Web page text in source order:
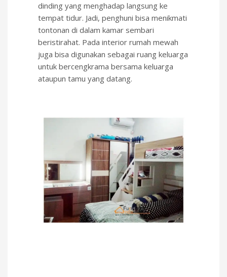
dinding yang menghadap langsung ke
tempat tidur. Jadi, penghuni bisa menikmati
tontonan di dalam kamar sembari
beristirahat. Pada interior rumah mewah
juga bisa digunakan sebagai ruang keluarga
untuk bercengkrama bersama keluarga
ataupun tamu yang datang.